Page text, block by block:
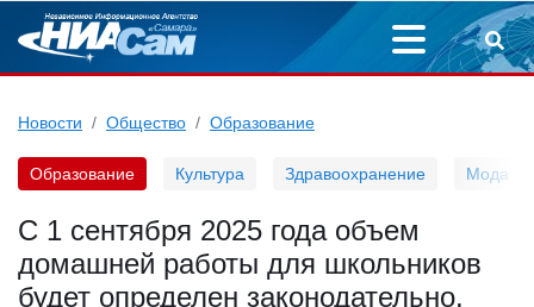
Новости Общество Образование
Образование Культура Здравоохранение Мода
С 1 сентября 2025 года объем
домашней работы для школьников
будет определен законодательно.